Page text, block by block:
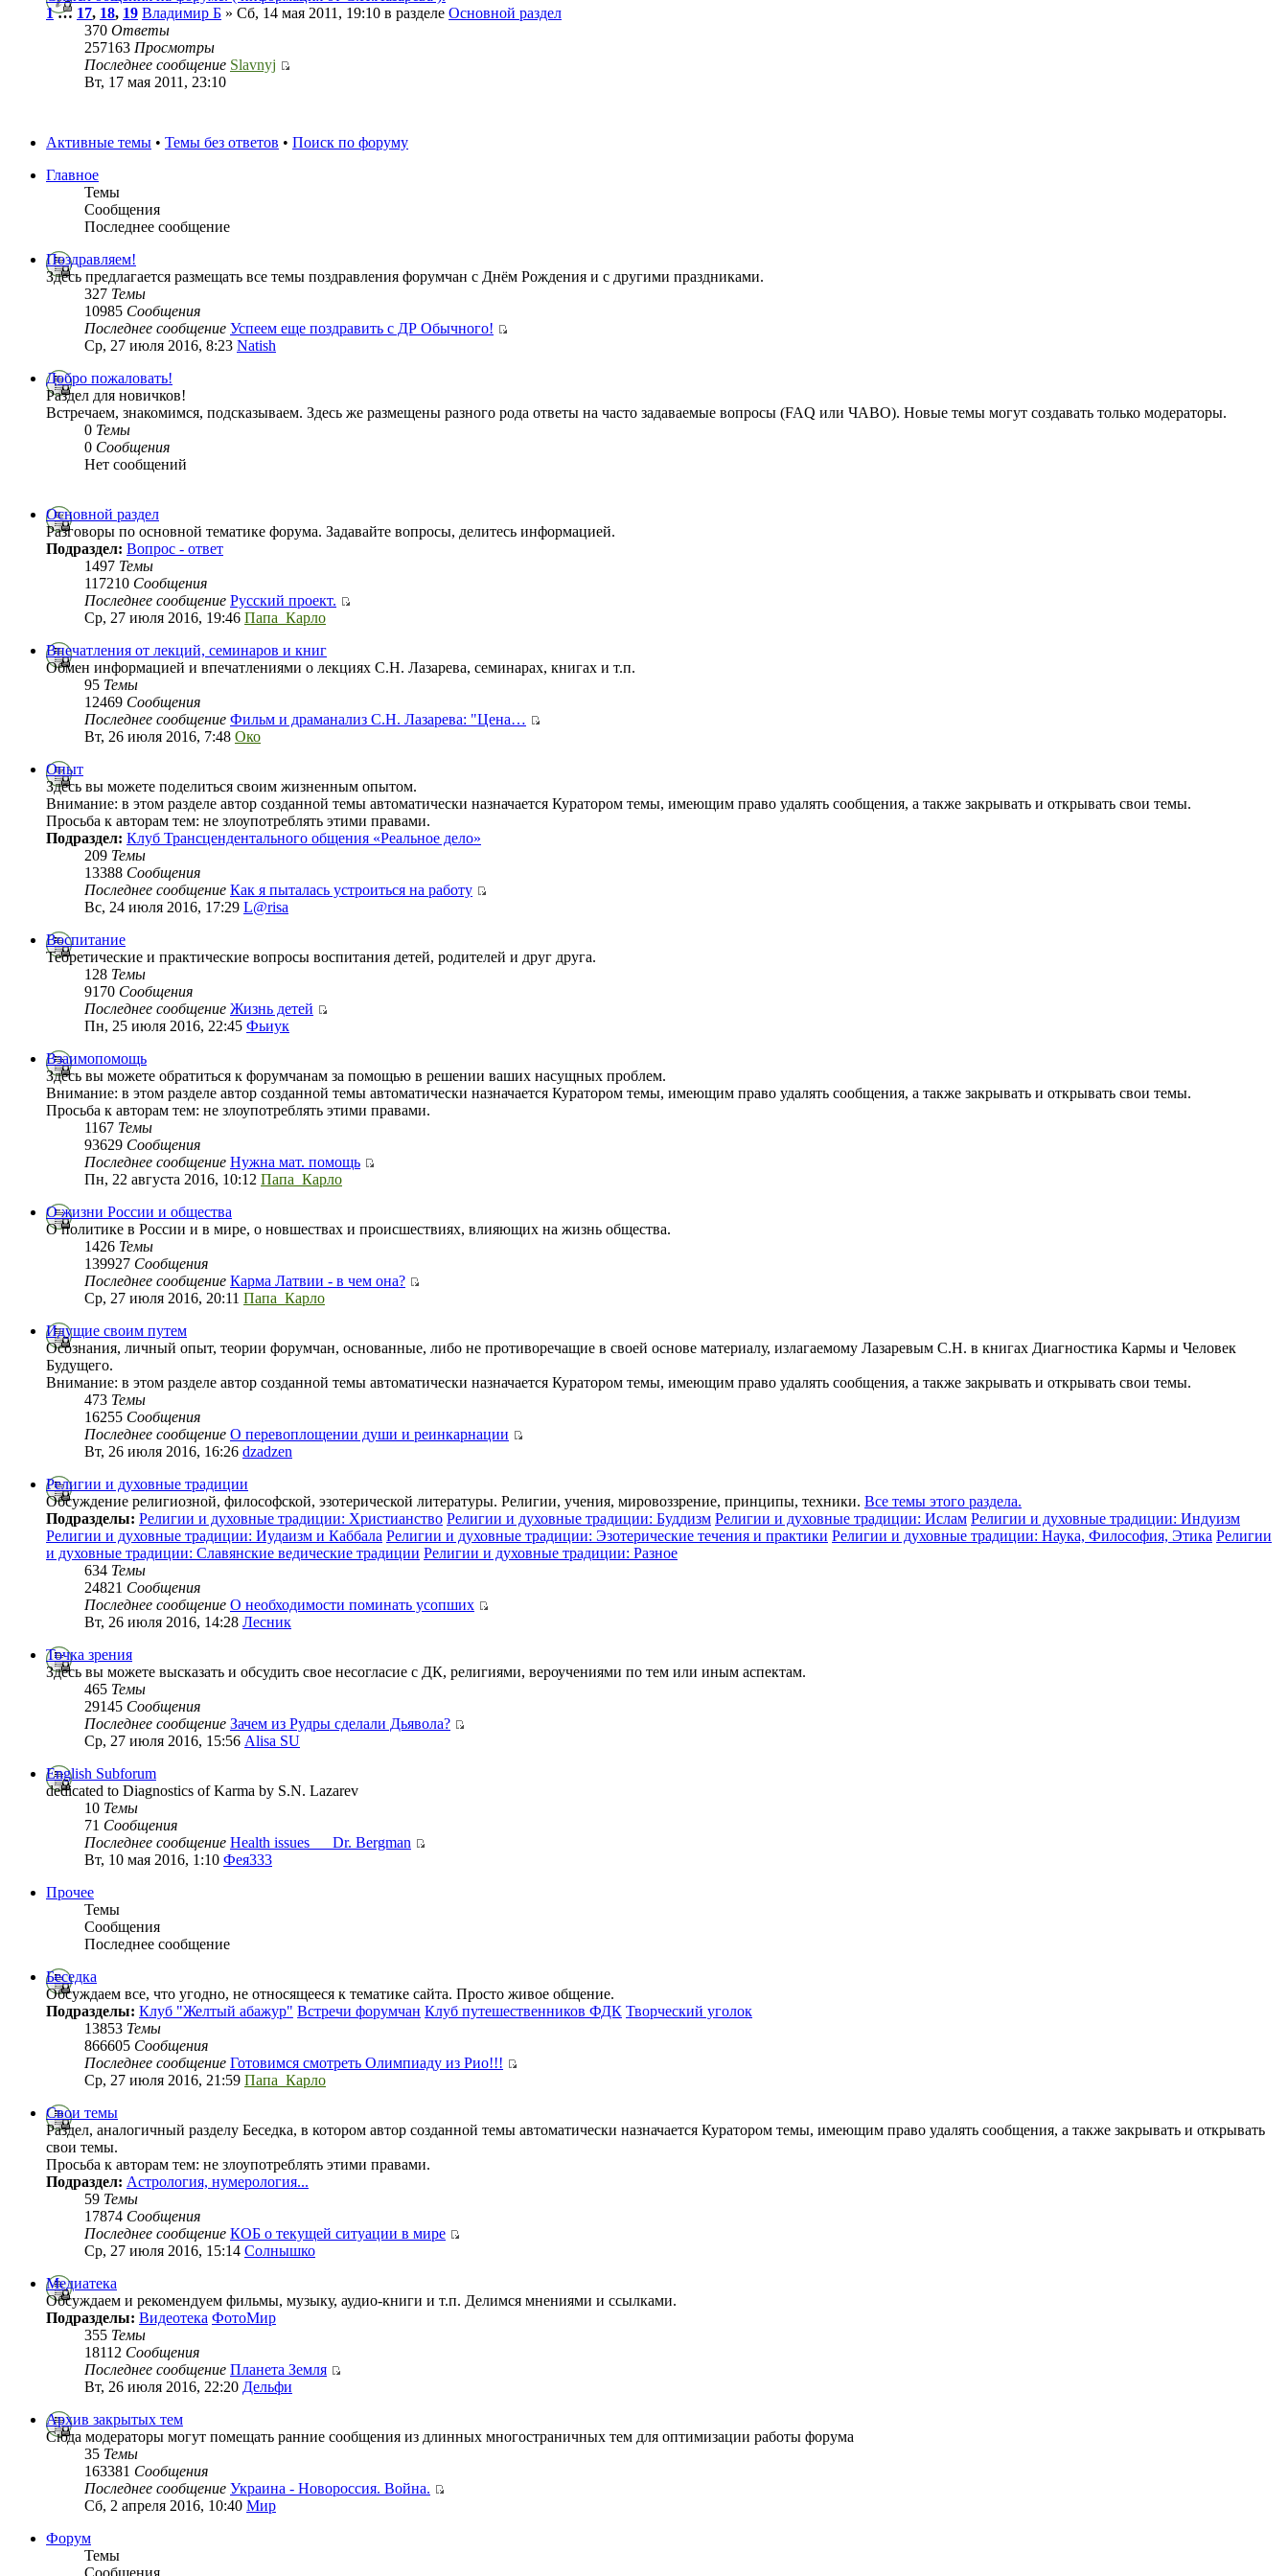
1… 17, 18, 19 Владимир Б » Сб, 14 мая 2011, 19:10 в разделе Основной раздел
370 Ответы
257163 Просмотры
Последнее сообщение Slavnyj
Вт, 17 мая 2011, 23:10
Активные темы • Темы без ответов • Поиск по форуму
Главное
Темы
Сообщения
Последнее сообщение
Поздравляем!
Здесь предлагается размещать все темы поздравления форумчан с Днём Рождения и с другими праздниками.
327 Темы
10985 Сообщения
Последнее сообщение Успеем еще поздравить с ДР Обычного!
Ср, 27 июля 2016, 8:23 Natish
Добро пожаловать!
Раздел для новичков!
Встречаем, знакомимся, подсказываем. Здесь же размещены разного рода ответы на часто задаваемые вопросы (FAQ или ЧАВО). Новые темы могут создавать только модераторы.
0 Темы
0 Сообщения
Нет сообщений
Основной раздел
Разговоры по основной тематике форума. Задавайте вопросы, делитесь информацией.
Подраздел: Вопрос - ответ
1497 Темы
117210 Сообщения
Последнее сообщение Русский проект.
Ср, 27 июля 2016, 19:46 Папа_Карло
Впечатления от лекций, семинаров и книг
Обмен информацией и впечатлениями о лекциях С.Н. Лазарева, семинарах, книгах и т.п.
95 Темы
12469 Сообщения
Последнее сообщение Фильм и драманализ С.Н. Лазарева: "Цена…
Вт, 26 июля 2016, 7:48 Око
Опыт
Здесь вы можете поделиться своим жизненным опытом.
Внимание: в этом разделе автор созданной темы автоматически назначается Куратором темы, имеющим право удалять сообщения, а также закрывать и открывать свои темы.
Просьба к авторам тем: не злоупотреблять этими правами.
Подраздел: Клуб Трансцендентального общения «Реальное дело»
209 Темы
13388 Сообщения
Последнее сообщение Как я пыталась устроиться на работу
Вс, 24 июля 2016, 17:29 L@risa
Воспитание
Теоретические и практические вопросы воспитания детей, родителей и друг друга.
128 Темы
9170 Сообщения
Последнее сообщение Жизнь детей
Пн, 25 июля 2016, 22:45 Фьиук
Взаимопомощь
Здесь вы можете обратиться к форумчанам за помощью в решении ваших насущных проблем.
Внимание: в этом разделе автор созданной темы автоматически назначается Куратором темы, имеющим право удалять сообщения, а также закрывать и открывать свои темы.
Просьба к авторам тем: не злоупотреблять этими правами.
1167 Темы
93629 Сообщения
Последнее сообщение Нужна мат. помощь
Пн, 22 августа 2016, 10:12 Папа_Карло
О жизни России и общества
О политике в России и в мире, о новшествах и происшествиях, влияющих на жизнь общества.
1426 Темы
139927 Сообщения
Последнее сообщение Карма Латвии - в чем она?
Ср, 27 июля 2016, 20:11 Папа_Карло
Идущие своим путем
Осознания, личный опыт, теории форумчан, основанные, либо не противоречащие в своей основе материалу, излагаемому Лазаревым С.Н. в книгах Диагностика Кармы и Человек
Будущего.
Внимание: в этом разделе автор созданной темы автоматически назначается Куратором темы, имеющим право удалять сообщения, а также закрывать и открывать свои темы.
473 Темы
16255 Сообщения
Последнее сообщение О перевоплощении души и реинкарнации
Вт, 26 июля 2016, 16:26 dzadzen
Религии и духовные традиции
Обсуждение религиозной, философской, эзотерической литературы. Религии, учения, мировоззрение, принципы, техники. Все темы этого раздела.
Подразделы: Религии и духовные традиции: Христианство Религии и духовные традиции: Буддизм Религии и духовные традиции: Ислам Религии и духовные традиции: Индуизм
Религии и духовные традиции: Иудаизм и Каббала Религии и духовные традиции: Эзотерические течения и практики Религии и духовные традиции: Наука, Философия, Этика Религии
и духовные традиции: Славянские ведические традиции Религии и духовные традиции: Разное
634 Темы
24821 Сообщения
Последнее сообщение О необходимости поминать усопших
Вт, 26 июля 2016, 14:28 Лесник
Точка зрения
Здесь вы можете высказать и обсудить свое несогласие с ДК, религиями, вероучениями по тем или иным аспектам.
465 Темы
29145 Сообщения
Последнее сообщение Зачем из Рудры сделали Дьявола?
Ср, 27 июля 2016, 15:56 Alisa SU
English Subforum
dedicated to Diagnostics of Karma by S.N. Lazarev
10 Темы
71 Сообщения
Последнее сообщение Health issues___Dr. Bergman
Вт, 10 мая 2016, 1:10 Фея333
Прочее
Темы
Сообщения
Последнее сообщение
Беседка
Обсуждаем все, что угодно, не относящееся к тематике сайта. Просто живое общение.
Подразделы: Клуб "Желтый абажур" Встречи форумчан Клуб путешественников ФДК Творческий уголок
13853 Темы
866605 Сообщения
Последнее сообщение Готовимся смотреть Олимпиаду из Рио!!!
Ср, 27 июля 2016, 21:59 Папа_Карло
Свои темы
Раздел, аналогичный разделу Беседка, в котором автор созданной темы автоматически назначается Куратором темы, имеющим право удалять сообщения, а также закрывать и открывать
свои темы.
Просьба к авторам тем: не злоупотреблять этими правами.
Подраздел: Астрология, нумерология...
59 Темы
17874 Сообщения
Последнее сообщение КОБ о текущей ситуации в мире
Ср, 27 июля 2016, 15:14 Солнышко
Медиатека
Обсуждаем и рекомендуем фильмы, музыку, аудио-книги и т.п. Делимся мнениями и ссылками.
Подразделы: Видеотека ФотоМир
355 Темы
18112 Сообщения
Последнее сообщение Планета Земля
Вт, 26 июля 2016, 22:20 Дельфи
Архив закрытых тем
Сюда модераторы могут помещать ранние сообщения из длинных многостраничных тем для оптимизации работы форума
35 Темы
163381 Сообщения
Последнее сообщение Украина - Новороссия. Война.
Сб, 2 апреля 2016, 10:40 Мир
Форум
Темы